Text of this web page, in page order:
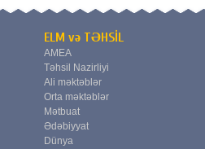
ELM və TƏHSİL
AMEA
Təhsil Nazirliyi
Ali məktəblər
Orta məktəblər
Mətbuat
Ədəbiyyat
Dünya